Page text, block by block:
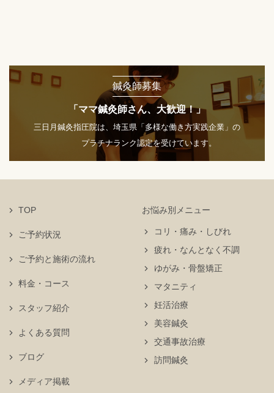
鍼灸師募集
「ママ鍼灸師さん、大歓迎！」
三日月鍼灸指圧院は、埼玉県「多様な働き方実践企業」の
プラチナランク認定を受けています。
TOP
ご予約状況
お悩み別メニュー
コリ・痛み・しびれ
疲れ・なんとなく不調
ゆがみ・骨盤矯正
マタニティ
妊活治療
美容鍼灸
交通事故治療
訪問鍼灸
ご予約と施術の流れ
料金・コース
スタッフ紹介
よくある質問
ブログ
メディア掲載